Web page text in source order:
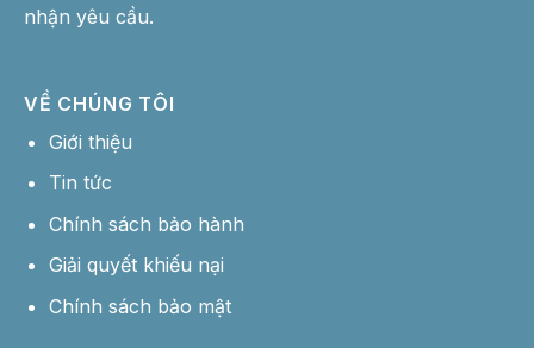
nhận yêu cầu.
VỀ CHÚNG TÔI
Giới thiệu
Tin tức
Chính sách bảo hành
Giải quyết khiếu nại
Chính sách bảo mật